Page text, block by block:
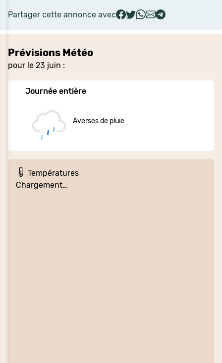
Prévisions Météo
pour le 23 juin :
Journée entière
Averses de pluie
Températures
Chargement…
Partager cette annonce avec